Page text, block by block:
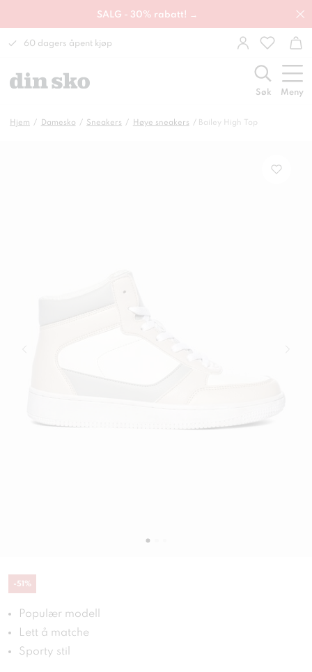
SALG - 30% rabatt! →
60 dagers åpent kjøp
Søk Meny
Hjem Damesko Sneakers Høye sneakers Bailey High Top
-51 %
Populær modell
Lett å matche
Sporty stil